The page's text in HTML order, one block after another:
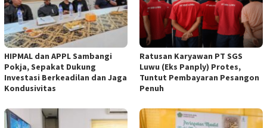
HIPMAL dan APPL Sambangi
Pokja, Sepakat Dukung
Investasi Berkeadilan dan Jaga
Kondusivitas
Ratusan Karyawan PT SGS
Luwu (Eks Panply) Protes,
Tuntut Pembayaran Pesangon
Penuh